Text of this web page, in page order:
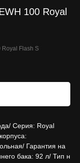
100 Royal
Royal Flash S
Серия: Royal
Гарантия на
бака: 92 л/ Тип н